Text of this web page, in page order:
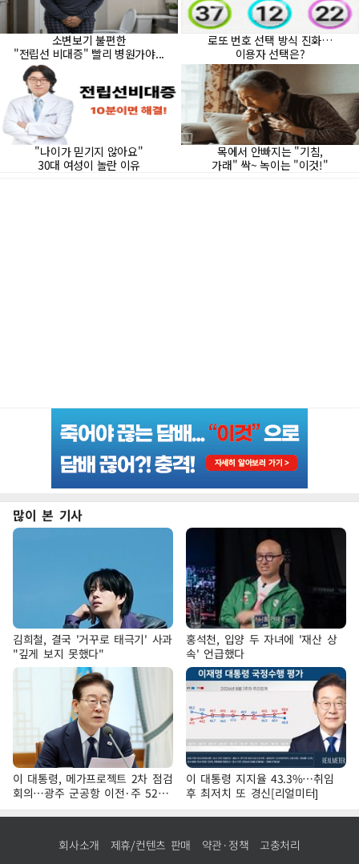
많이 본 기사
김희철, 결국 '거꾸로 태극기' 사과
"깊게 보지 못했다"
홍석천, 입양 두 자녀에 '재산 상
속' 언급했다
이 대통령, 메가프로젝트 2차 점검
회의…광주 군공항 이전·주 52시
간 예외 등 논의
이 대통령 지지율 43.3%…취임
후 최저치 또 경신[리얼미터]
회사소개 제휴/컨텐츠 판매 약관·정책 고충처리